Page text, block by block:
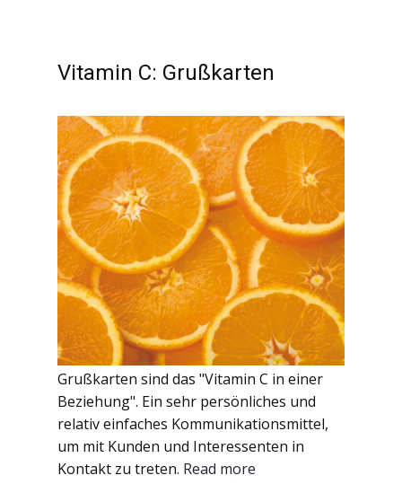
Vitamin C: Grußkarten
Grußkarten sind das "Vitamin C in einer
Beziehung". Ein sehr persönliches und
relativ einfaches Kommunikationsmittel,
um mit Kunden und Interessenten in
Kontakt zu treten. Read more